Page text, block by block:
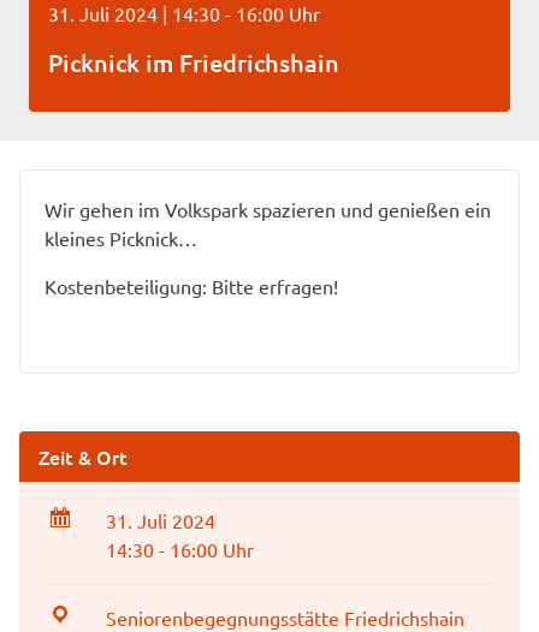
31. Juli 2024 | 14:30 - 16:00 Uhr
Picknick im Friedrichshain
Wir gehen im Volkspark spazieren und genießen ein
kleines Picknick…
Kostenbeteiligung: Bitte erfragen!
Zeit & Ort
31. Juli 2024
14:30 - 16:00 Uhr
Seniorenbegegnungsstätte Friedrichshain